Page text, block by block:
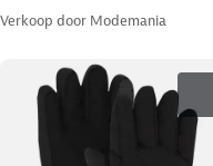
Verkoop door Modemania